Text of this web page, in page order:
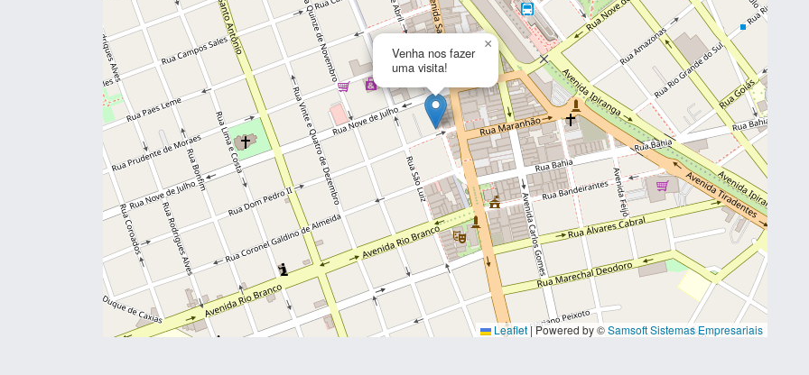
Venha nos fazer
uma visita!
×
Leaflet|Powered by ©Samsoft Sistemas Empresariais